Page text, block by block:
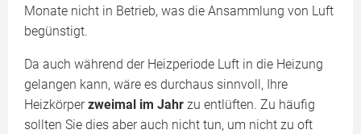
Monate nicht in Betrieb, was die Ansammlung von Luft
begünstigt.
Da auch während der Heizperiode Luft in die Heizung
gelangen kann, wäre es durchaus sinnvoll, Ihre
Heizkörperzweimal im Jahr zu entlüften. Zu häufig
sollten Sie dies aber auch nicht tun, um nicht zu oft